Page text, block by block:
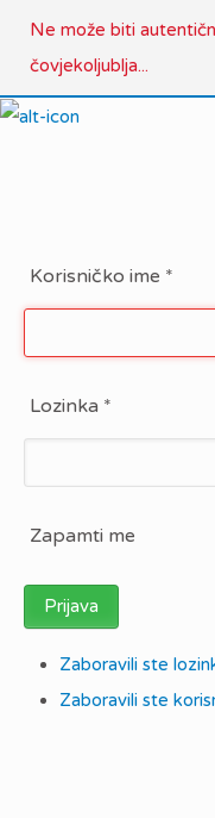
Ne može biti
čovjekoljublja...
Korisničko ime *
Lozinka *
Zapamti me
Prijava
Zaboravili ste
Zaboravili ste